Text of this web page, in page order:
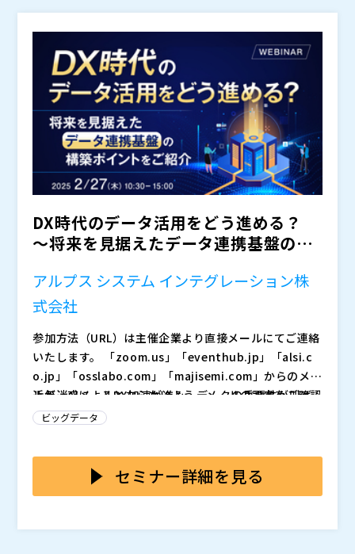
をご紹介します。
マジセミ株式会社（）
※共催、協賛、協力、講演企業は将来的に追加、削除さ
れる可能性があります。
DX時代のデータ活用をどう進める？
～将来を見据えたデータ連携基盤の構
アルプス システム インテグレーション株
式会社
参加方法（URL）は主催企業より直接メールにてご連絡
いたします。 「zoom.us」「eventhub.jp」「alsi.c
o.jp」「osslabo.com」「majisemi.com」からのメー
ルが迷惑メールとならないよう、メールの設定をご確認
ください。
近年、AIによるDX加速が進み、データの重要性が叫ば
れる中、日本企業ではデータを中心としたDXの取り組
て、まず部門間でのデータ連携が困難であることがあげ
られます。 各部門がシステムやデータを個別に管理し
データ活用が進んでいません。 また、データの品質も
の森本氏をお迎えして、これからのDX時代に重要とな
ビッグデータ
セミナー詳細を見る